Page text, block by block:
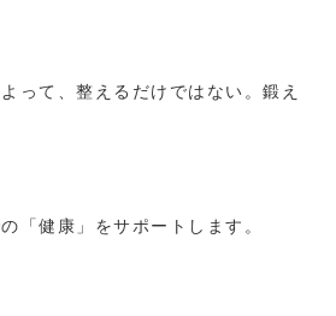
って、整えるだけではない。鍛え
「健康」をサポートします。